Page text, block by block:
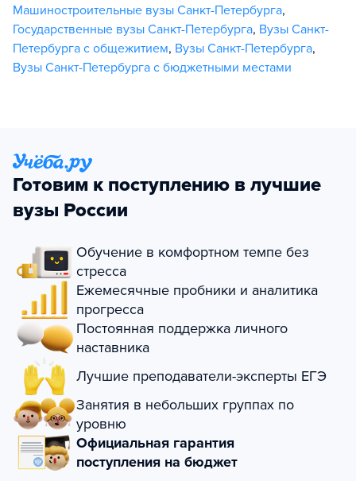
Машиностроительные вузы Санкт-Петербурга,
Государственные вузы Санкт-Петербурга, Вузы Санкт-
Петербурга с общежитием, Вузы Санкт-Петербурга,
Вузы Санкт-Петербурга с бюджетными местами
Готовим к поступлению в лучшие
вузы России
Обучение в комфортном темпе без
стресса
Ежемесячные пробники и аналитика
прогресса
Постоянная поддержка личного
наставника
Лучшие преподаватели-эксперты ЕГЭ
Занятия в небольших группах по
уровню
Официальная гарантия
поступления на бюджет